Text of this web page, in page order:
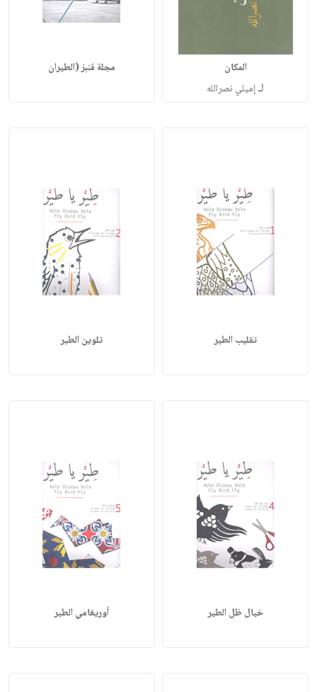
المكان
لـإميلي نصرالله
مجلة قنبز (الطيران
تقليب الطير تلوين الطير
خيال ظل الطير أوريغامي الطير